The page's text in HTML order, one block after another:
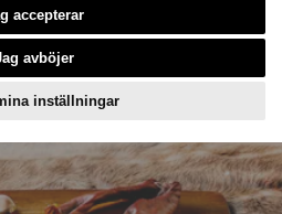
accepterar
avböjer
inställningar